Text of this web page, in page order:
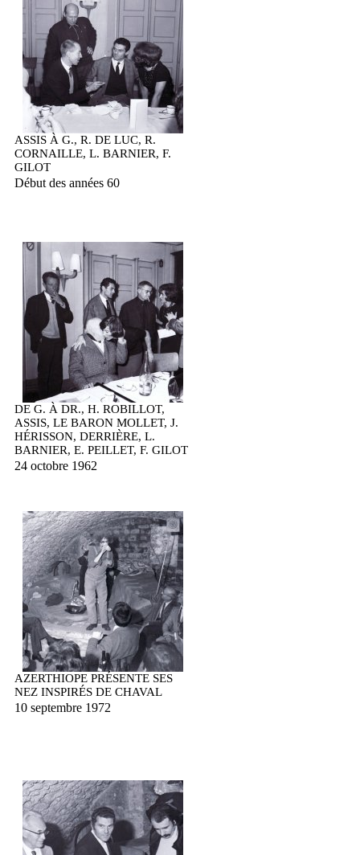
ASSIS À G., R. DE LUC, R.
CORNAILLE, L. BARNIER, F.
GILOT
Début des années 60
DE G. À DR., H. ROBILLOT,
ASSIS, LE BARON MOLLET, J.
HÉRISSON, DERRIÈRE, L.
BARNIER, E. PEILLET, F. GILOT
24 octobre 1962
AZERTHIOPE PRÉSENTE SES
NEZ INSPIRÉS DE CHAVAL
10 septembre 1972